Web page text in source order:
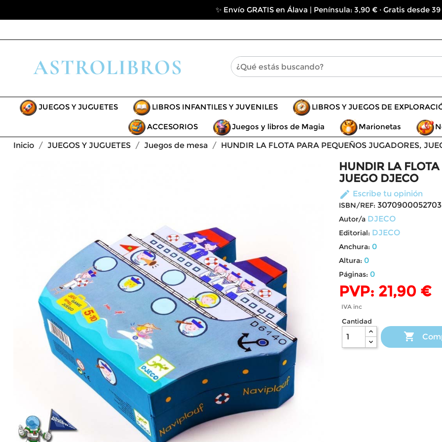
✨ Envío GRATIS en Álava | Península: 3,90 € · Gratis desde
JUEGOS Y JUGUETES LIBROS INFANTILES Y JUVENILES LIBROS Y JUEGOS DE
ACCESORIOS Juegos y libros de Magia Marionetas
Inicio
JUEGOS Y JUGUETES Juegos de mesa HUNDIR LA FLOTA PARA PEQUEÑOS JUGADORES,
HUNDIR LA
JUEGO DJECO
edit Escribe tu opinión
ISBN/REF: 3070900052703
Autor/a DJECO
Editorial: DJECO
Anchura: 0
Altura: 0
Páginas: 0
PVP: 21,90 €
IVA inc
Cantidad
